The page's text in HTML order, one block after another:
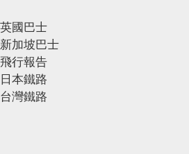
英國巴士
新加坡巴士
飛行報告
日本鐵路
台灣鐵路